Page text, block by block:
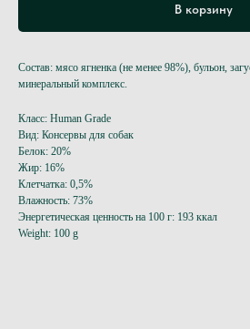
В корзину
Состав: мясо ягненка (не менее 98%), бульон,
минеральный комплекс.
Класс: Human Grade
Вид: Консервы для собак
Белок: 20%
Жир: 16%
Клетчатка: 0,5%
Влажность: 73%
Энергетическая ценность на 100 г: 193 ккал
Weight: 100 g